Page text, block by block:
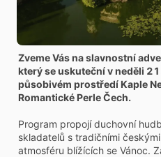
Zveme Vás na slavnostní
který se uskuteční v neděli
působivém prostředí Kaple
Romantické Perle Čech.
Program propojí duchovní
skladatelů s tradičními
atmosféru blížících se Vánoc.